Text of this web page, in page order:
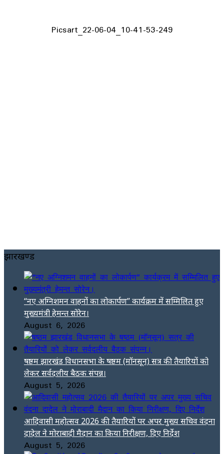
Picsart_22-06-04_10-41-53-249
झारखण्ड
“नए अग्निशमन वाहनों का लोकार्पण” कार्यक्रम में सम्मिलित हुए
मुख्यमंत्री हेमन्त सोरेन।
August 6, 2026
षष्ठम झारखंड विधानसभा के षष्ठम (मॉनसून) सत्र की तैयारियों को
लेकर सर्वदलीय बैठक संपन्न।
August 5, 2026
आदिवासी महोत्सव 2026 की तैयारियों पर अपर मुख्य सचिव वंदना
दादेल ने मोराबादी मैदान का किया निरीक्षण, दिए निर्देश
August 5, 2026